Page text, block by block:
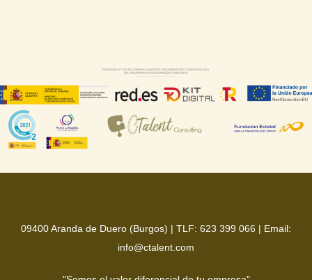
09400 Aranda de Duero (Burgos) | TLF: 623 399 066 | Email:
info@ctalent.com